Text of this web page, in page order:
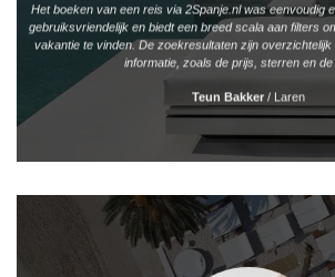
Het boeken van een reis via 2Spanje.nl was eenvoudig
gebruiksvriendelijk en biedt een breed scala aan filters
vakantie te vinden. De zoekresultaten zijn overzichtelijk
informatie, zoals de prijs, sterren en de
Teun Bakker / Laren